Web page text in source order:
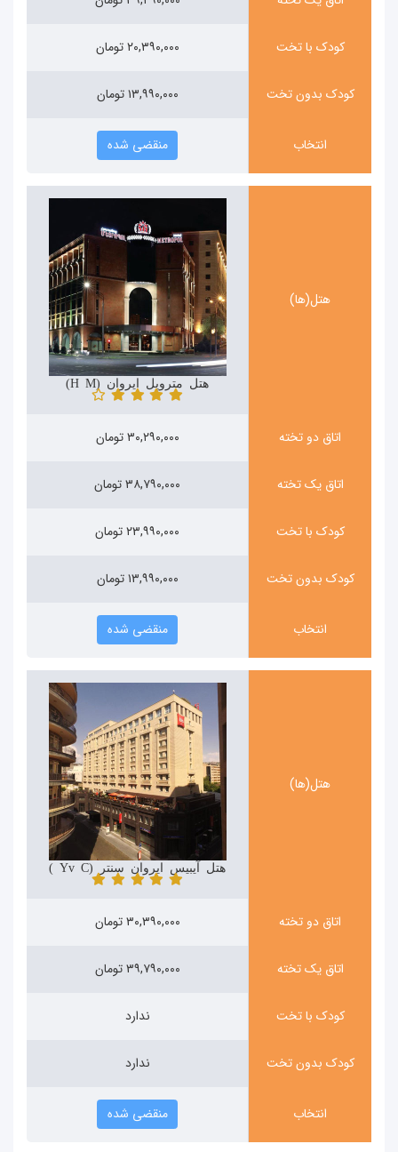
کودک با تخت ۲۰,۳۹۰,۰۰۰ تومان
کودک بدون تخت ۱۳,۹۹۰,۰۰۰ تومان
انتخاب منقضی شده
هتل(ها)
هتل متروپل ایروان (Hotel Metropol)
اتاق دو تخته ۳۰,۲۹۰,۰۰۰ تومان
اتاق یک تخته ۳۸,۷۹۰,۰۰۰ تومان
کودک با تخت ۲۳,۹۹۰,۰۰۰ تومان
کودک بدون تخت ۱۳,۹۹۰,۰۰۰ تومان
انتخاب منقضی شده
هتل(ها)
هتل آیبیس ایروان سنتر (ibis Yerevan Center)
اتاق دو تخته ۳۰,۳۹۰,۰۰۰ تومان
اتاق یک تخته ۳۹,۷۹۰,۰۰۰ تومان
کودک با تخت ندارد
کودک بدون تخت ندارد
انتخاب منقضی شده